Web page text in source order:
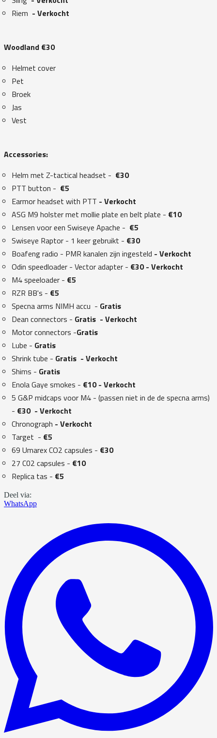
Riem - Verkocht
Woodland €30
Helmet cover
Pet
Broek
Jas
Vest
Accessories:
Helm met Z-tactical headset - €30
PTT button - €5
Earmor headset with PTT - Verkocht
ASG M9 holster met mollie plate en belt plate - €10
Lensen voor een Swiseye Apache - €5
Swiseye Raptor - 1 keer gebruikt - €30
Boafeng radio - PMR kanalen zijn ingesteld - Verkocht
Odin speedloader - Vector adapter - €30 - Verkocht
M4 speeloader - €5
RZR BB's - €5
Specna arms NIMH accu - Gratis
Dean connectors - Gratis - Verkocht
Motor connectors -Gratis
Lube - Gratis
Shrink tube - Gratis - Verkocht
Shims - Gratis
Enola Gaye smokes - €10 - Verkocht
5 G&P midcaps voor M4 - (passen niet in de de specna arms)
- €30 - Verkocht
Chronograph - Verkocht
Target - €5
69 Umarex CO2 capsules - €30
27 C02 capsules - €10
Replica tas - €5
Deel via:
WhatsApp